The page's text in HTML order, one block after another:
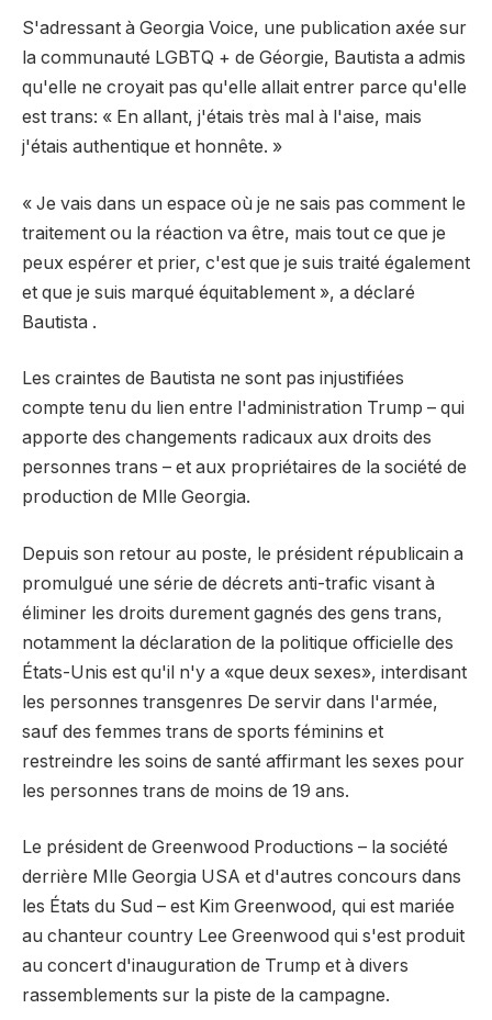
S'adressant à Georgia Voice, une publication axée sur
la communauté LGBTQ + de Géorgie, Bautista a admis
qu'elle ne croyait pas qu'elle allait entrer parce qu'elle
est trans: « En allant, j'étais très mal à l'aise, mais
j'étais authentique et honnête. »
« Je vais dans un espace où je ne sais pas comment le
traitement ou la réaction va être, mais tout ce que je
peux espérer et prier, c'est que je suis traité également
et que je suis marqué équitablement », a déclaré
Bautista .
Les craintes de Bautista ne sont pas injustifiées
compte tenu du lien entre l'administration Trump – qui
apporte des changements radicaux aux droits des
personnes trans – et aux propriétaires de la société de
production de Mlle Georgia.
Depuis son retour au poste, le président républicain a
promulgué une série de décrets anti-trafic visant à
éliminer les droits durement gagnés des gens trans,
notamment la déclaration de la politique officielle des
États-Unis est qu'il n'y a «que deux sexes», interdisant
les personnes transgenres De servir dans l'armée,
sauf des femmes trans de sports féminins et
restreindre les soins de santé affirmant les sexes pour
les personnes trans de moins de 19 ans.
Le président de Greenwood Productions – la société
derrière Mlle Georgia USA et d'autres concours dans
les États du Sud – est Kim Greenwood, qui est mariée
au chanteur country Lee Greenwood qui s'est produit
au concert d'inauguration de Trump et à divers
rassemblements sur la piste de la campagne.